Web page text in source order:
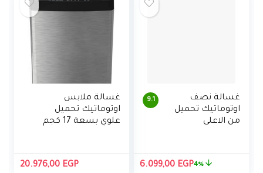
9.1
غسالة نصف
اوتوماتيك تحميل
من الاعلى
السعر6.099,00 EGP
السعر
4%
غسالة ملابس
اوتوماتيك تحميل
علوي بسعة 17 كجم
20.976,00 EGP